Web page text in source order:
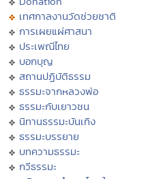
เทศกาลงานวัดช่วยชาติ
การเผยแผ่ศาสนา
ประเพณีไทย
บอกบุญ
สถานปฏิบัติธรรม
ธรรมะจากหลวงพ่อ
ธรรมะกับเยาวชน
นิทานธรรมะบันเทิง
ธรรมะบรรยาย
บทความธรรมะ
กวีธรรมะ